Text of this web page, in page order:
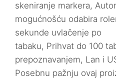
skeniranje markera,
mogućnošću odabira
sekunde uvlačenje po
tabaku, Prihvat do 100
prepoznavanjem, Lan i
Posebnu pažnju ovaj